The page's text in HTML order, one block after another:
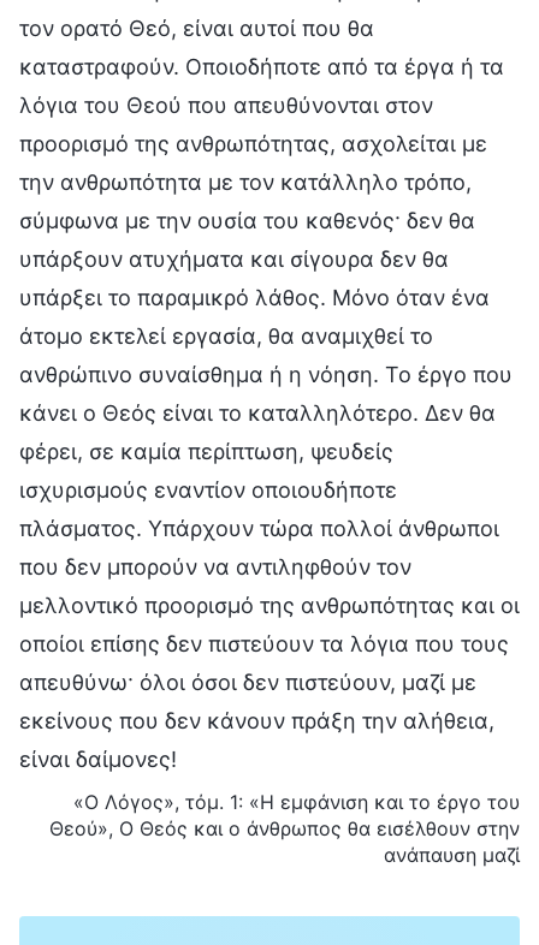
τον ορατό Θεό, είναι αυτοί που θα
καταστραφούν. Οποιοδήποτε από τα έργα ή τα
λόγια του Θεού που απευθύνονται στον
προορισμό της ανθρωπότητας, ασχολείται με
την ανθρωπότητα με τον κατάλληλο τρόπο,
σύμφωνα με την ουσία του καθενός· δεν θα
υπάρξουν ατυχήματα και σίγουρα δεν θα
υπάρξει το παραμικρό λάθος. Μόνο όταν ένα
άτομο εκτελεί εργασία, θα αναμιχθεί το
ανθρώπινο συναίσθημα ή η νόηση. Το έργο που
κάνει ο Θεός είναι το καταλληλότερο. Δεν θα
φέρει, σε καμία περίπτωση, ψευδείς
ισχυρισμούς εναντίον οποιουδήποτε
πλάσματος. Υπάρχουν τώρα πολλοί άνθρωποι
που δεν μπορούν να αντιληφθούν τον
μελλοντικό προορισμό της ανθρωπότητας και οι
οποίοι επίσης δεν πιστεύουν τα λόγια που τους
απευθύνω· όλοι όσοι δεν πιστεύουν, μαζί με
εκείνους που δεν κάνουν πράξη την αλήθεια,
είναι δαίμονες!
«Ο Λόγος», τόμ. 1: «Η εμφάνιση και το έργο του
Θεού», Ο Θεός και ο άνθρωπος θα εισέλθουν στην
ανάπαυση μαζί